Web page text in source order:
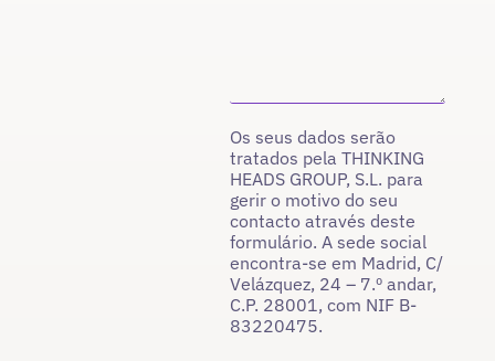
Os seus dados serão
tratados pela THINKING
HEADS GROUP, S.L. para
gerir o motivo do seu
contacto através deste
formulário. A sede social
encontra-se em Madrid, C/
Velázquez, 24 – 7.º andar,
C.P. 28001, com NIF B-
83220475.